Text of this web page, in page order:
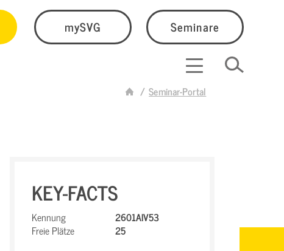
mySVG Seminare
Seminar-Portal
KEY-FACTS
Kennung
2601AIV53
Freie Plätze
25